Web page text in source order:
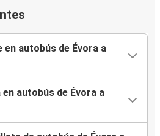
en autobús de Évora a
autobús de Évora a